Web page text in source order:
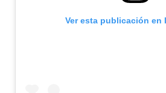
Ver esta publicación en